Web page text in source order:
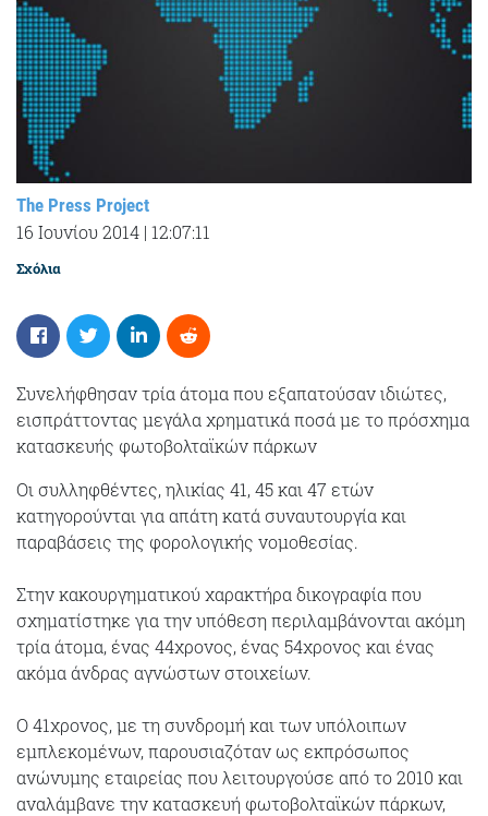
The Press Project
16 Ιουνίου 2014 | 12:07:11
Σχόλια
Συνελήφθησαν τρία άτομα που εξαπατούσαν ιδιώτες,
εισπράττοντας μεγάλα χρηματικά ποσά με το πρόσχημα
κατασκευής φωτοβολταϊκών πάρκων
Οι συλληφθέντες, ηλικίας 41, 45 και 47 ετών
κατηγορούνται για απάτη κατά συναυτουργία και
παραβάσεις της φορολογικής νομοθεσίας.
Στην κακουργηματικού χαρακτήρα δικογραφία που
σχηματίστηκε για την υπόθεση περιλαμβάνονται ακόμη
τρία άτομα, ένας 44χρονος, ένας 54χρονος και ένας
ακόμα άνδρας αγνώστων στοιχείων.
Ο 41χρονος, με τη συνδρομή και των υπόλοιπων
εμπλεκομένων, παρουσιαζόταν ως εκπρόσωπος
ανώνυμης εταιρείας που λειτουργούσε από το 2010 και
αναλάμβανε την κατασκευή φωτοβολταϊκών πάρκων,